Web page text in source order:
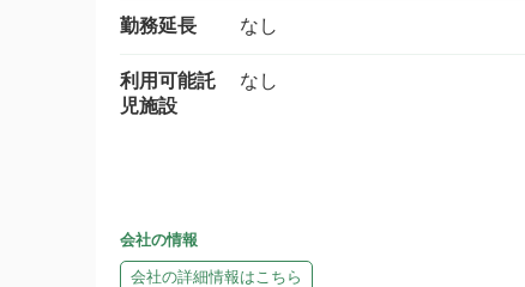
勤務延長 なし
利用可能託
児施設
なし
会社の情報
会社の詳細情報はこちら